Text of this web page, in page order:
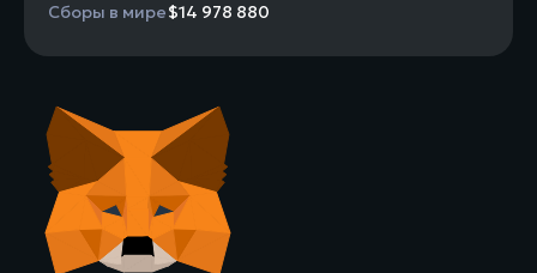
Сборы в мире$14 978 880